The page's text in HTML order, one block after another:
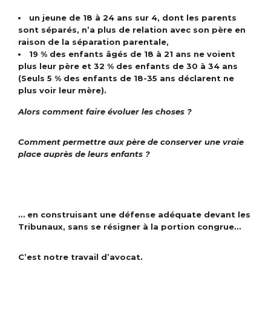
un jeune de 18 à 24 ans sur 4, dont les parents
sont séparés, n’a plus de relation avec son père en
raison de la séparation parentale,
19 % des enfants âgés de 18 à 21 ans ne voient
plus leur père et 32 % des enfants de 30 à 34 ans
(Seuls 5 % des enfants de 18-35 ans déclarent ne
plus voir leur mère).
Alors comment faire évoluer les choses ?
Comment permettre aux père de conserver une vraie
place auprès de leurs enfants ?
… en construisant une défense adéquate devant les
Tribunaux, sans se résigner à la portion congrue…
C’est notre travail d’avocat.